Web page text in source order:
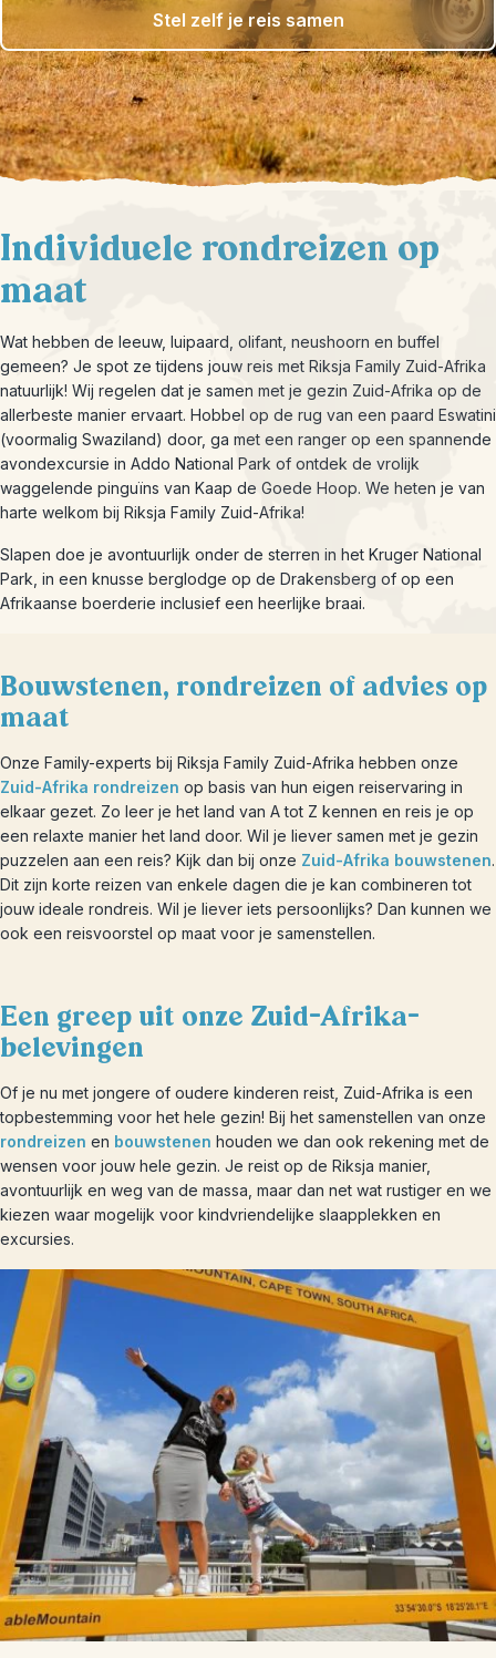
Stel zelf je reis samen
Individuele rondreizen op
maat
Wat hebben de leeuw, luipaard, olifant, neushoorn en buffel
gemeen? Je spot ze tijdens jouw reis met Riksja Family Zuid-Afrika
natuurlijk! Wij regelen dat je samen met je gezin Zuid-Afrika op de
allerbeste manier ervaart. Hobbel op de rug van een paard Eswatini
(voormalig Swaziland) door, ga met een ranger op een spannende
avondexcursie in Addo National Park of ontdek de vrolijk
waggelende pinguïns van Kaap de Goede Hoop. We heten je van
harte welkom bij Riksja Family Zuid-Afrika!
Slapen doe je avontuurlijk onder de sterren in het Kruger National
Park, in een knusse berglodge op de Drakensberg of op een
Afrikaanse boerderie inclusief een heerlijke braai.
Bouwstenen, rondreizen of advies op
maat
Onze Family-experts bij Riksja Family Zuid-Afrika hebben onze
Zuid-Afrika rondreizen op basis van hun eigen reiservaring in
elkaar gezet. Zo leer je het land van A tot Z kennen en reis je op
een relaxte manier het land door. Wil je liever samen met je gezin
puzzelen aan een reis? Kijk dan bij onze Zuid-Afrika bouwstenen.
Dit zijn korte reizen van enkele dagen die je kan combineren tot
jouw ideale rondreis. Wil je liever iets persoonlijks? Dan kunnen we
ook een reisvoorstel op maat voor je samenstellen.
Een greep uit onze Zuid-Afrika-
belevingen
Of je nu met jongere of oudere kinderen reist, Zuid-Afrika is een
topbestemming voor het hele gezin! Bij het samenstellen van onze
rondreizen en bouwstenen houden we dan ook rekening met de
wensen voor jouw hele gezin. Je reist op de Riksja manier,
avontuurlijk en weg van de massa, maar dan net wat rustiger en we
kiezen waar mogelijk voor kindvriendelijke slaapplekken en
excursies.